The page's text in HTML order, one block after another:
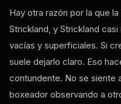
Hay otra razón por la que
Strickland, y Strickland
vacías y superficiales. Si
suele dejarlo claro. Eso
contundente. No se siente
boxeador observando a